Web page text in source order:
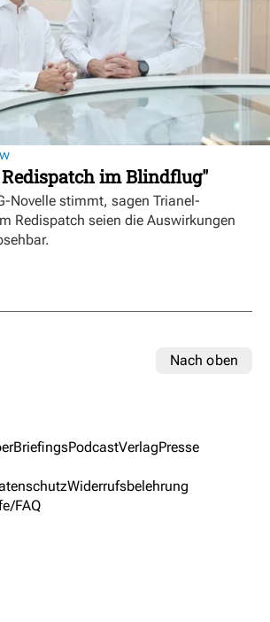
im Blindflug"
Novelle stimmt, sagen Trianel-
Redispatch seien die Auswirkungen
Nach oben
BriefingsPodcastVerlagPresse
Widerrufsbelehrung
FAQ